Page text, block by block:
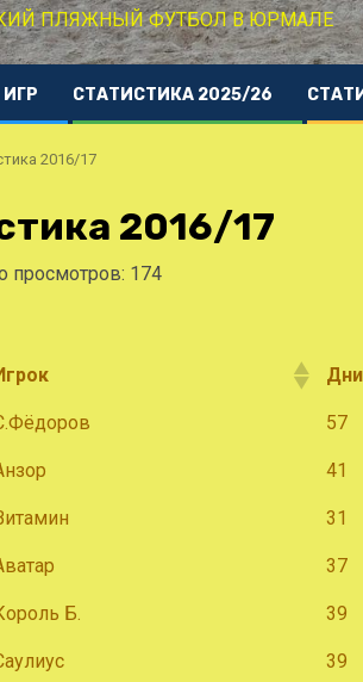
ПЛЯЖНЫЙ ФУТБОЛ В ЮРМАЛЕ
СТАТИСТИКА 2025/26
2016/17
2016/17
просмотров: 174
Дни
Дни
57
41
31
37
Б. 39
39